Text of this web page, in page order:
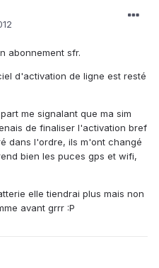
abonnement sfr.
d'activation de ligne est resté
me signalant que ma sim
de finaliser l'activation bref
dans l'ordre, ils m'ont changé
bien les puces gps et wifi,
elle tiendrai plus mais non
avant grrr :P